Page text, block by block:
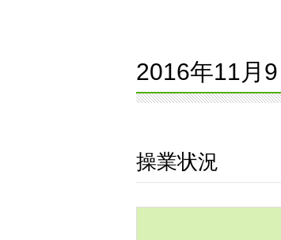
2016年11月
操業状況